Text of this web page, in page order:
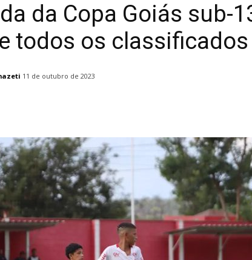
da Copa Goiás sub-
todos os
11 de outubro de 2023